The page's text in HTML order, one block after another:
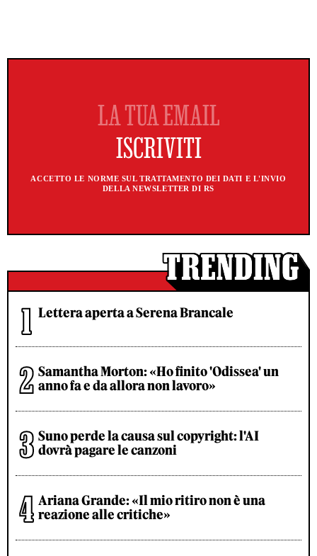
ACCETTO LE NORME SUL TRATTAMENTO DEI DATI E L'INVIO
DELLA NEWSLETTER DI RS
Lettera aperta a Serena Brancale
Samantha Morton: «Ho finito 'Odissea' un
anno fa e da allora non lavoro»
Suno perde la causa sul copyright: l'AI
dovrà pagare le canzoni
Ariana Grande: «Il mio ritiro non è una
reazione alle critiche»